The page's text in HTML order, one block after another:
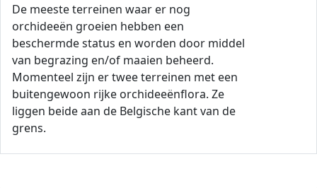
De meeste terreinen waar er nog
orchideeën groeien hebben een
beschermde status en worden door middel
van begrazing en/of maaien beheerd.
Momenteel zijn er twee terreinen met een
buitengewoon rijke orchideeënflora. Ze
liggen beide aan de Belgische kant van de
grens.